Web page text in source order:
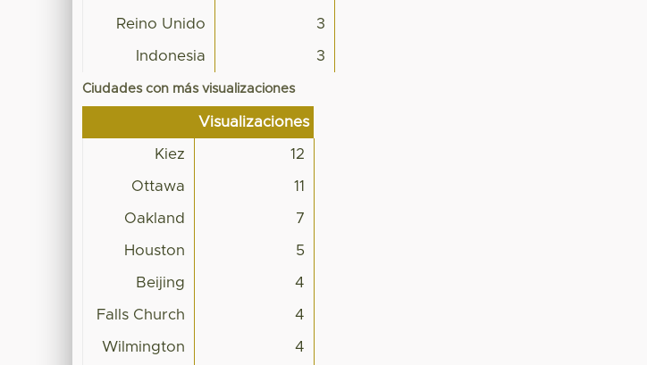
Reino Unido 3
Indonesia 3
Ciudades con más visualizaciones
Visualizaciones
Kiez 12
Ottawa 11
Oakland 7
Houston 5
Beijing 4
Falls Church 4
Wilmington 4